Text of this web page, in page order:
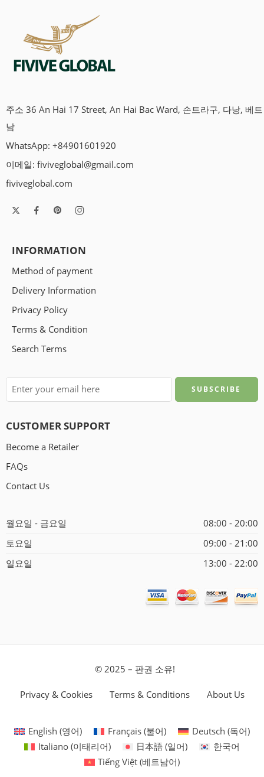
주소 36 An Hai 17 Street, An Hai Bac Ward, 손트라구, 다낭, 베트
남
WhatsApp: +84901601920
이메일: fiviveglobal@gmail.com
fiviveglobal.com
INFORMATION
Method of payment
Delivery Information
Privacy Policy
Terms & Condition
Search Terms
CUSTOMER SUPPORT
Become a Retailer
FAQs
Contact Us
월요일 - 금요일
08:00 - 20:00
토요일
09:00 - 21:00
일요일
13:00 - 22:00
© 2025 – 판권 소유!
Privacy & Cookies Terms & Conditions About Us
English (영어) Français(불어) Deutsch (독어)
Italiano(이태리어) 日本語 (일어)
한국어
Tiếng Việt (베트남어)